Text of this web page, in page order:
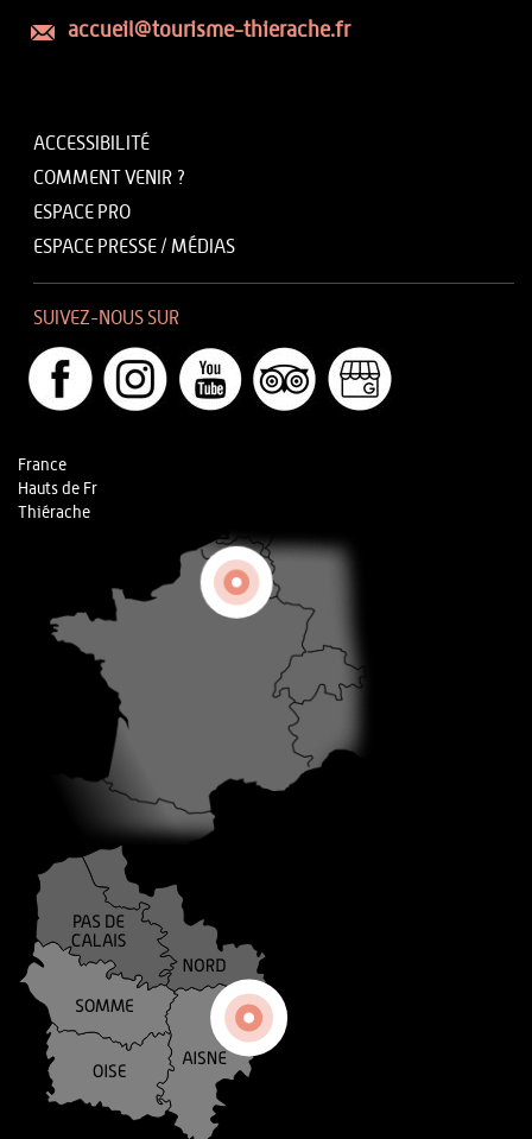
accueil@tourisme-thierache.fr
ACCESSIBILITÉ
COMMENT VENIR ?
ESPACE PRO
ESPACE PRESSE / MÉDIAS
SUIVEZ-NOUS SUR
France
Hauts de Fr
Thiérache